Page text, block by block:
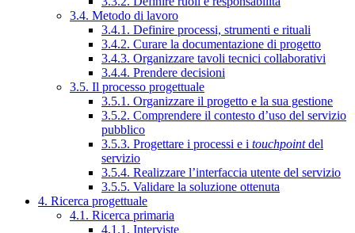
3.4. Metodo di lavoro
3.4.1. Definire processi, strumenti e rituali
3.4.2. Curare la documentazione di progetto
3.4.3. Organizzare tavoli tecnici collaborativi
3.4.4. Prendere decisioni
3.5. Il processo progettuale
3.5.1. Organizzare il progetto e la sua gestione
3.5.2. Comprendere il contesto d’uso del servizio
pubblico
3.5.3. Progettare i processi e i touchpointdel
servizio
3.5.4. Realizzare l’interfaccia utente del servizio
3.5.5. Validare la soluzione ottenuta
4. Ricerca progettuale
4.1. Ricerca primaria
4.1.1. Interviste